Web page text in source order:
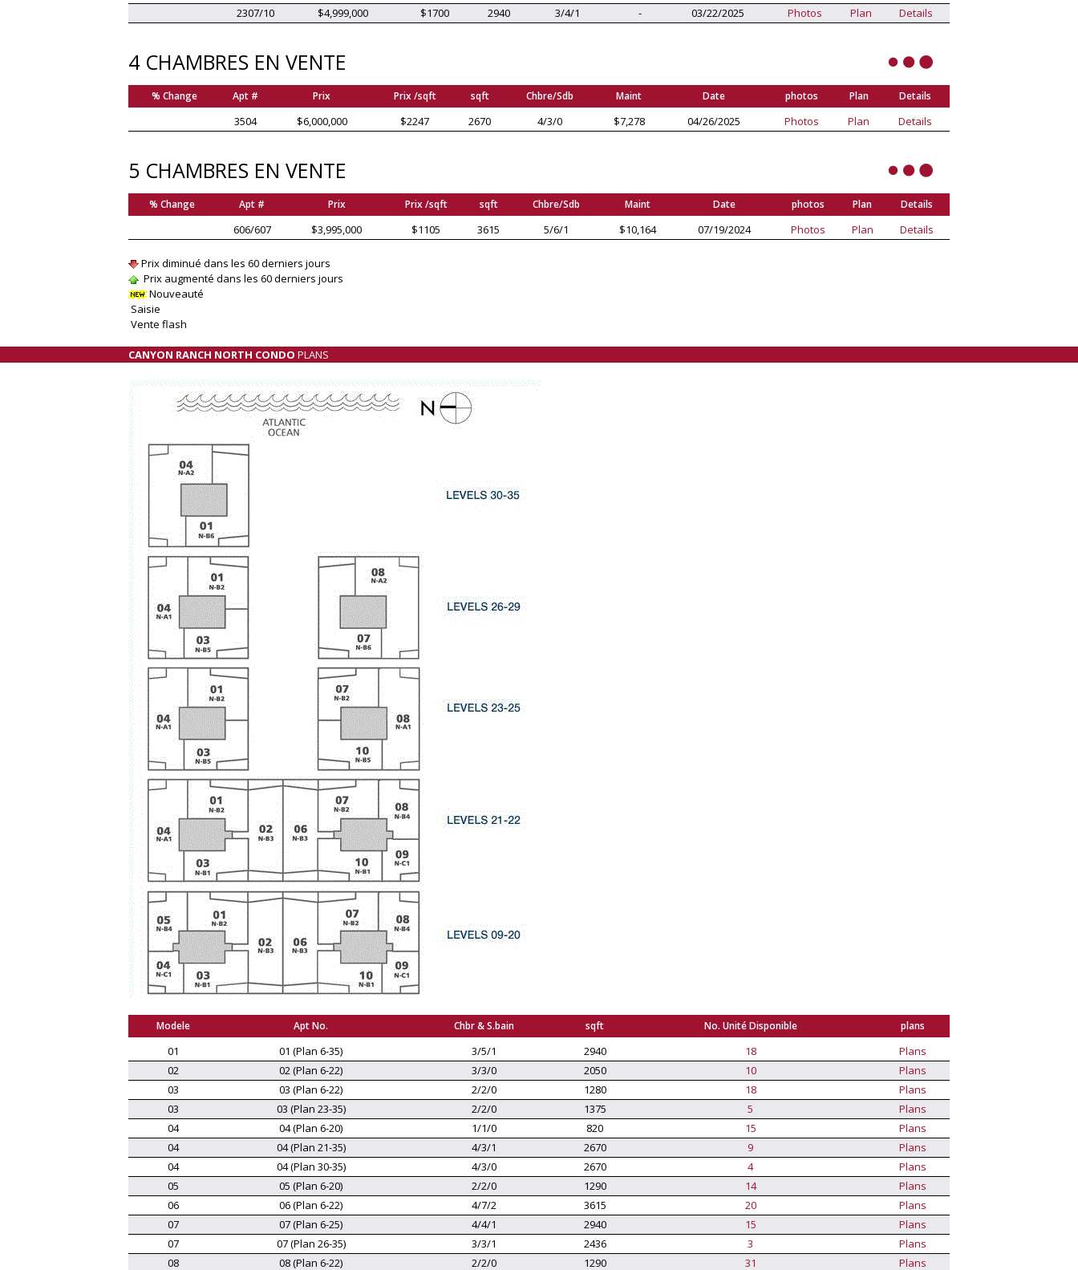
2307/10
$4,999,000 $1700 2940 3/4/1 - 03/22/2025 Photos Plan Details
4 CHAMBRES EN VENTE
% Change Apt # Prix Prix /sqft sqft Chbre/Sdb Maint Date photos Plan Details
3504 $6,000,000 $2247 2670 4/3/0 $7,278 04/26/2025 Photos Plan Details
5 CHAMBRES EN VENTE
% Change Apt # Prix Prix /sqft sqft Chbre/Sdb Maint Date photos Plan Details
606/607 $3,995,000 $1105 3615 5/6/1 $10,164 07/19/2024 Photos Plan Details
Prix diminué dans les 60 derniers jours
Prix augmenté dans les 60 derniers jours
Nouveauté
Saisie
Vente flash
CANYON RANCH NORTH CONDO PLANS
Modele Apt No. Chbr & S.bain sqft No. Unité Disponible plans
01 01 (Plan 6-35) 3/5/1 2940 18
Plans
02
02 (Plan 6-22) 3/3/0 2050 10
Plans
03
03 (Plan 6-22) 2/2/0 1280 18
Plans
03
03 (Plan 23-35) 2/2/0 1375 5
Plans
04
04 (Plan 6-20) 1/1/0 820 15
Plans
04
04 (Plan 21-35) 4/3/1 2670 9
Plans
04
04 (Plan 30-35) 4/3/0 2670 4
Plans
05
05 (Plan 6-20) 2/2/0 1290 14
Plans
06
06 (Plan 6-22) 4/7/2 3615 20
Plans
07
07 (Plan 6-25) 4/4/1 2940 15
Plans
07
07 (Plan 26-35) 3/3/1 2436 3
Plans
08
08 (Plan 6-22) 2/2/0 1290 31 Plans